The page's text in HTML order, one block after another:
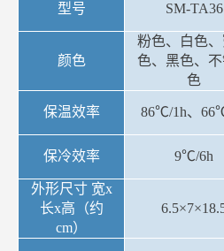
型号 SM-TA36
颜色
粉色、白色
色、黑色、不
色
保温效率 86℃/1h、
保冷效率 9℃/6h
外形尺寸 宽x
长x高（约
cm）